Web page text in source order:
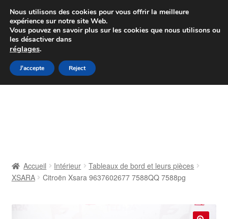
Colissimo livraison à partir de 7 EUR
Du lundi au vendredi de 9 h à 16 h
Aller
à
Aller
au
Contact
Livraison
Accueil Intérieur
Tableaux de bord et leurs pièces
XSARA
Citroën Xsara 9637602677 7588QQ 7588pg
Nous utilisons des cookies pour vous offrir la meilleure
expérience sur notre site Web.
Vous pouvez en savoir plus sur les cookies que nous utilisons ou
les désactiver dans
réglages.
J'accepte Reject